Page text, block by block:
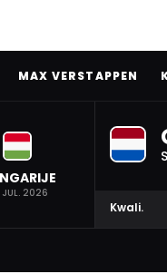
MAX VERSTAPPEN
2026
Kwali.